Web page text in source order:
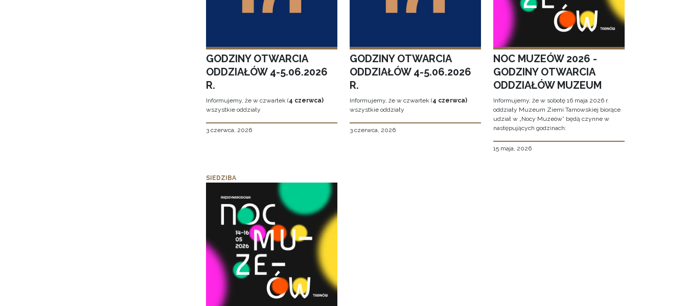
GODZINY OTWARCIA
ODDZIAŁÓW 4-5.06.2026
R.
Informujemy, że w czwartek (4 czerwca)
wszystkie oddziały
3 czerwca, 2026
GODZINY OTWARCIA
ODDZIAŁÓW 4-5.06.2026
R.
Informujemy, że w czwartek (4 czerwca)
wszystkie oddziały
3 czerwca, 2026
NOC MUZEÓW 2026 -
GODZINY OTWARCIA
ODDZIAŁÓW MUZEUM
Informujemy, że w sobotę 16 maja 2026 r.
oddziały Muzeum Ziemi Tarnowskiej biorące
udział w „Nocy Muzeów” będą czynne w
następujących godzinach:
15 maja, 2026
SIEDZIBA